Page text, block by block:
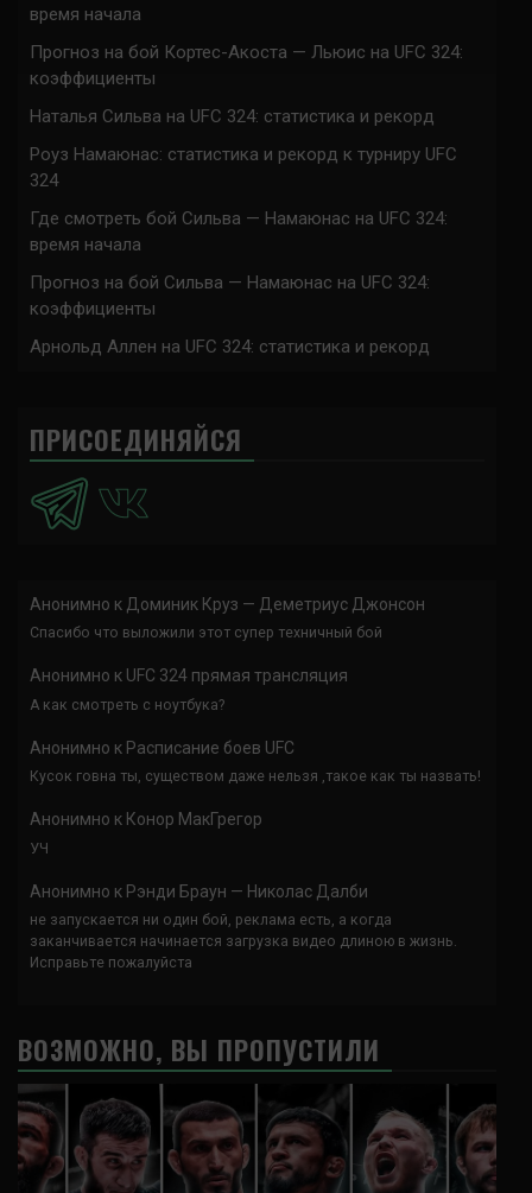
время начала
Прогноз на бой Кортес-Акоста — Льюис на UFC 324:
коэффициенты
Наталья Сильва на UFC 324: статистика и рекорд
Роуз Намаюнас: статистика и рекорд к турниру UFC
324
Где смотреть бой Сильва — Намаюнас на UFC 324:
время начала
Прогноз на бой Сильва — Намаюнас на UFC 324:
коэффициенты
Арнольд Аллен на UFC 324: статистика и рекорд
ПРИСОЕДИНЯЙСЯ
Анонимно к Доминик Круз — Деметриус Джонсон
Спасибо что выложили этот супер техничный бой
Анонимно к UFC 324 прямая трансляция
А как смотреть с ноутбука?
Анонимно к Расписание боев UFC
Кусок говна ты, существом даже нельзя ,такое как ты назвать!
Анонимно к Конор МакГрегор
УЧ
Анонимно к Рэнди Браун — Николас Далби
не запускается ни один бой, реклама есть, а когда
заканчивается начинается загрузка видео длиною в жизнь.
Исправьте пожалуйста
ВОЗМОЖНО, ВЫ ПРОПУСТИЛИ